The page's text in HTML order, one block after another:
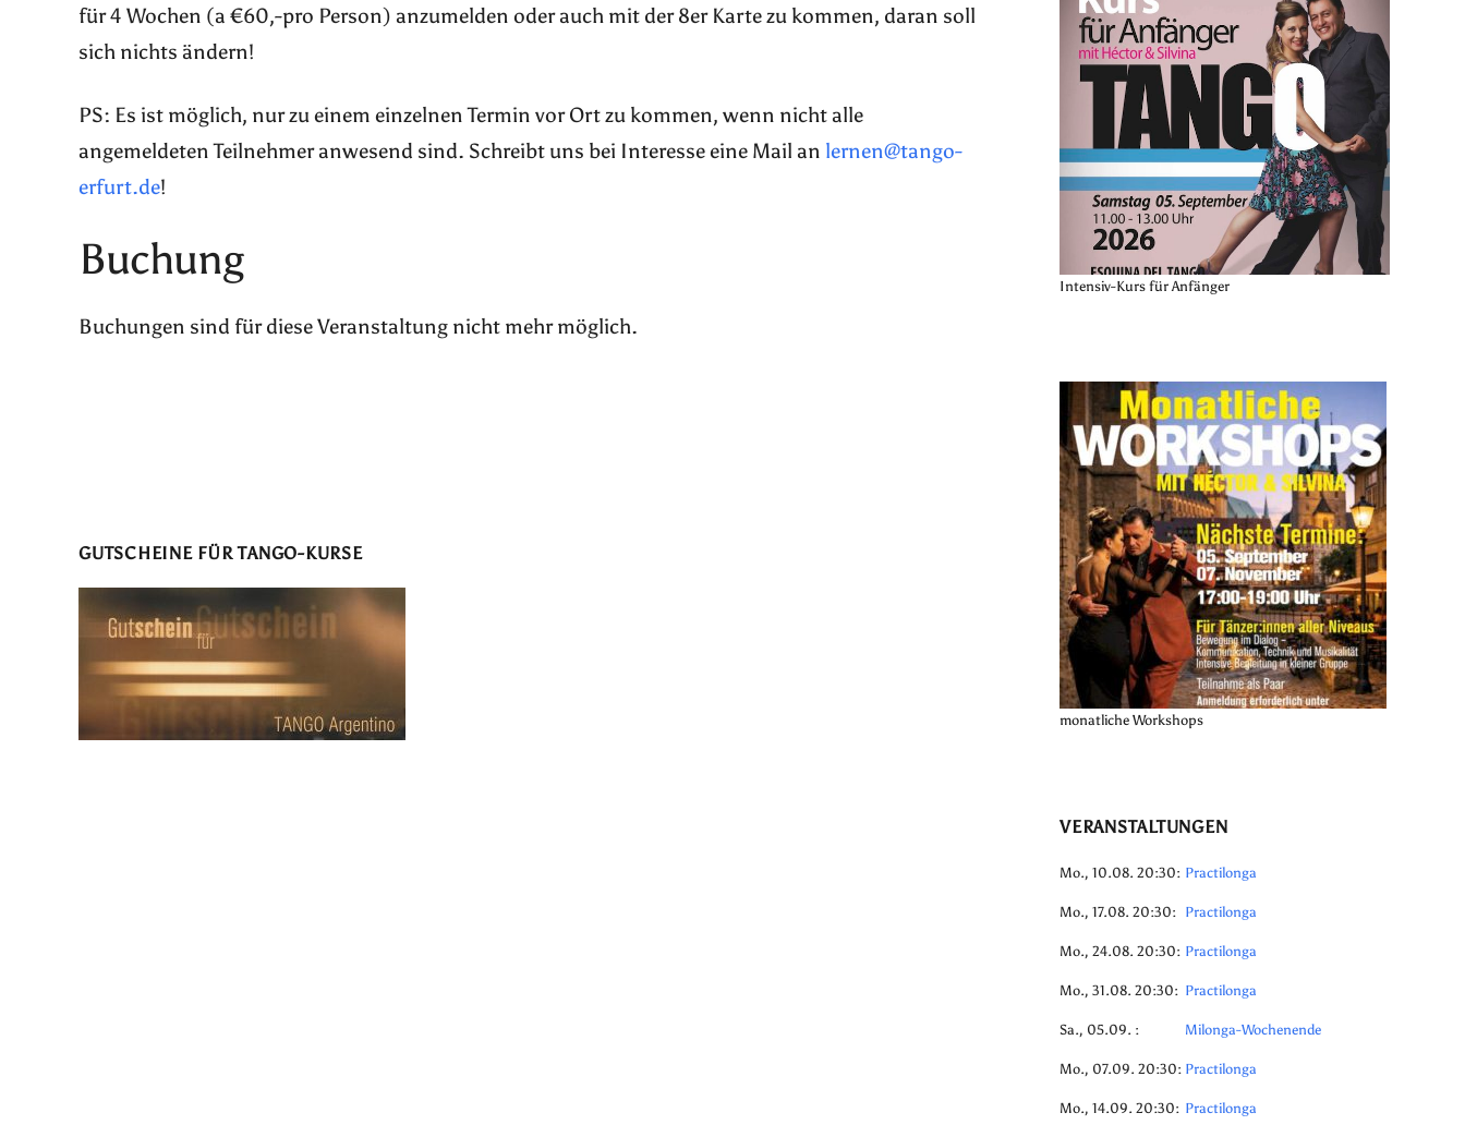
für 4 Wochen (a €60,-pro Person) anzumelden oder auch mit der 8er Karte zu kommen, daran soll
sich nichts ändern!
PS: Es ist möglich, nur zu einem einzelnen Termin vor Ort zu kommen, wenn nicht alle
angemeldeten Teilnehmer anwesend sind. Schreibt uns bei Interesse eine Mail an lernen@tango-
erfurt.de!
Buchung
Buchungen sind für diese Veranstaltung nicht mehr möglich.
GUTSCHEINE FÜR TANGO-KURSE
Intensiv-Kurs für Anfänger
monatliche Workshops
VERANSTALTUNGEN
Mo., 10.08. 20:30: Practilonga
Mo., 17.08. 20:30: Practilonga
Mo., 24.08. 20:30: Practilonga
Mo., 31.08. 20:30: Practilonga
Sa., 05.09. : Milonga-Wochenende
Mo., 07.09. 20:30: Practilonga
Mo., 14.09. 20:30: Practilonga